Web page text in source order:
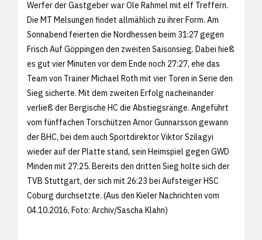
Werfer der Gastgeber war Ole Rahmel mit elf Treffern.
Die MT Melsungen findet allmählich zu ihrer Form. Am
Sonnabend feierten die Nordhessen beim 31:27 gegen
Frisch Auf Göppingen den zweiten Saisonsieg. Dabei hieß
es gut vier Minuten vor dem Ende noch 27:27, ehe das
Team von Trainer Michael Roth mit vier Toren in Serie den
Sieg sicherte. Mit dem zweiten Erfolg nacheinander
verließ der Bergische HC die Abstiegsränge. Angeführt
vom fünffachen Torschützen Arnor Gunnarsson gewann
der BHC, bei dem auch Sportdirektor Viktor Szilagyi
wieder auf der Platte stand, sein Heimspiel gegen GWD
Minden mit 27:25. Bereits den dritten Sieg holte sich der
TVB Stuttgart, der sich mit 26:23 bei Aufsteiger HSC
Coburg durchsetzte. (Aus den Kieler Nachrichten vom
04.10.2016, Foto: Archiv/Sascha Klahn)